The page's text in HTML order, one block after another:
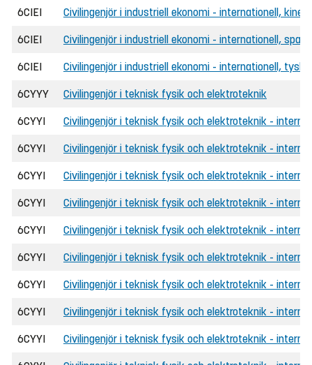
6CIEI Civilingenjör i industriell ekonomi - internationell,
6CIEI Civilingenjör i industriell ekonomi - internationell,
6CIEI Civilingenjör i industriell ekonomi - internationell, tyska
6CYYY Civilingenjör i teknisk fysik och elektroteknik
6CYYI Civilingenjör i teknisk fysik och elektroteknik -
6CYYI Civilingenjör i teknisk fysik och elektroteknik -
6CYYI Civilingenjör i teknisk fysik och elektroteknik -
6CYYI Civilingenjör i teknisk fysik och elektroteknik -
6CYYI Civilingenjör i teknisk fysik och elektroteknik -
6CYYI Civilingenjör i teknisk fysik och elektroteknik -
6CYYI Civilingenjör i teknisk fysik och elektroteknik -
6CYYI Civilingenjör i teknisk fysik och elektroteknik -
6CYYI Civilingenjör i teknisk fysik och elektroteknik -